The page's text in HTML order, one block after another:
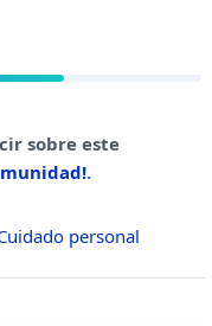
sobre este
.
personal